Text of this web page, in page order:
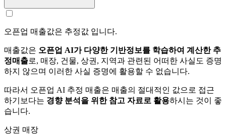
오픈업 매출값은 추정값 입니다.
매출값은 오픈업 AI가 다양한 기반정보를 학습하여 계산한 추
정매출로, 매장, 건물, 상권, 지역과 관련된 어떠한 사실도 증명
하지 않으며 이러한 사실 증명에 활용할 수 없습니다.
따라서 오픈업 AI 추정 매출은 매출의 절대적인 값으로 접근
하기보다는 경향 분석을 위한 참고 자료로 활용하시는 것이 좋
습니다.
상권 매장